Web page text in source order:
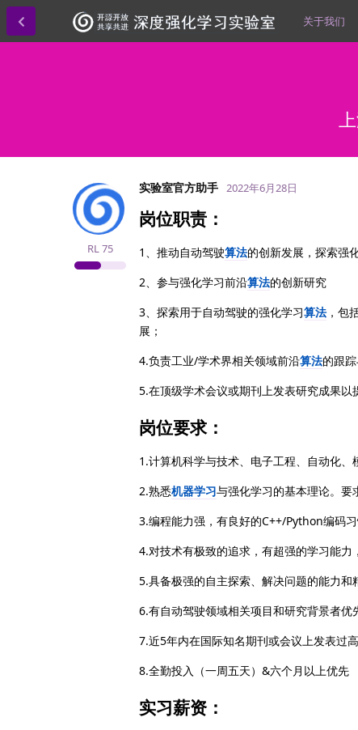
关于我们
实验室官方助手
RL75
2022年6月28日
岗位职责：
1、推动自动驾驶算法的创新发展，探索强
2、参与强化学习前沿算法的创新研究
3、探索用于自动驾驶的强化学习算法 ，包
展；
4.负责工业/学术界相关领域前沿算法的跟踪
5.在顶级学术会议或期刊上发表研究成果以
岗位要求：
1.计算机科学与技术、电子工程、自动化、
2.熟悉机器学习与强化学习的基本理论。要
3.编程能力强，有良好的C++/Python编码
4.对技术有极致的追求，有超强的学习能力
5.具备极强的自主探索、解决问题的能力和
6.有自动驾驶领域相关项目和研究背景者优
7.近5年内在国际知名期刊或会议上发表过高
8.全勤投入（一周五天）&六个月以上优先
实习薪资：